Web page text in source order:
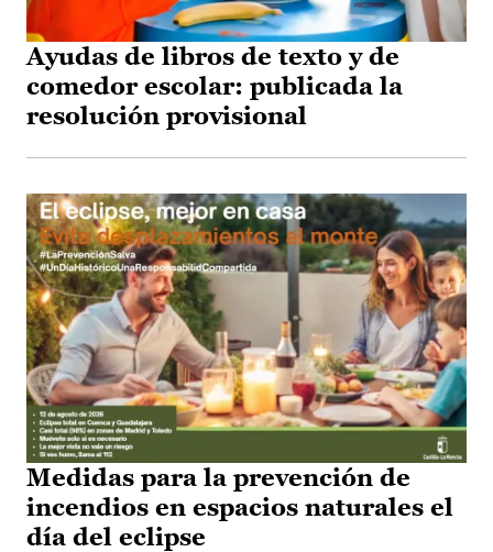
Ayudas de libros de texto y de
comedor escolar: publicada la
resolución provisional
Medidas para la prevención de
incendios en espacios naturales el
día del eclipse